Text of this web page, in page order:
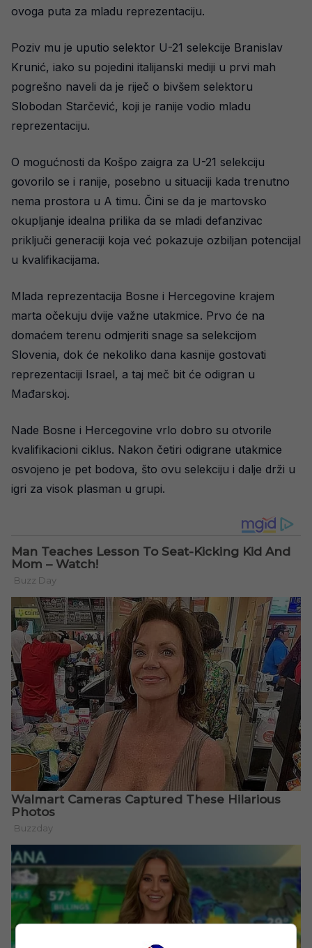
ovoga puta za mladu reprezentaciju.
Poziv mu je uputio selektor U-21 selekcije Branislav
Krunić, iako su pojedini italijanski mediji u prvi mah
pogrešno naveli da je riječ o bivšem selektoru
Slobodan Starčević, koji je ranije vodio mladu
reprezentaciju.
O mogućnosti da Košpo zaigra za U-21 selekciju
govorilo se i ranije, posebno u situaciji kada trenutno
nema prostora u A timu. Čini se da je martovsko
okupljanje idealna prilika da se mladi defanzivac
priključi generaciji koja već pokazuje ozbiljan potencijal
u kvalifikacijama.
Mlada reprezentacija Bosne i Hercegovine krajem
marta očekuju dvije važne utakmice. Prvo će na
domaćem terenu odmjeriti snage sa selekcijom
Slovenia, dok će nekoliko dana kasnije gostovati
reprezentaciji Israel, a taj meč bit će odigran u
Mađarskoj.
Nade Bosne i Hercegovine vrlo dobro su otvorile
kvalifikacioni ciklus. Nakon četiri odigrane utakmice
osvojeno je pet bodova, što ovu selekciju i dalje drži u
igri za visok plasman u grupi.